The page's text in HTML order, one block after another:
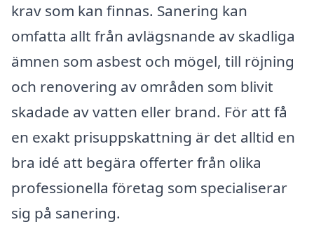
krav som kan finnas. Sanering kan
omfatta allt från avlägsnande av skadliga
ämnen som asbest och mögel, till röjning
och renovering av områden som blivit
skadade av vatten eller brand. För att få
en exakt prisuppskattning är det alltid en
bra idé att begära offerter från olika
professionella företag som specialiserar
sig på sanering.